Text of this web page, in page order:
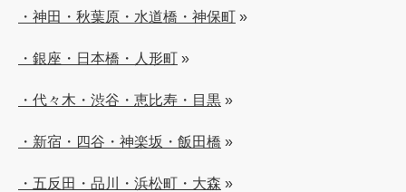
・神田・秋葉原・水道橋・神保町 »
・銀座・日本橋・人形町 »
・代々木・渋谷・恵比寿・目黒 »
・新宿・四谷・神楽坂・飯田橋 »
・五反田・品川・浜松町・大森 »